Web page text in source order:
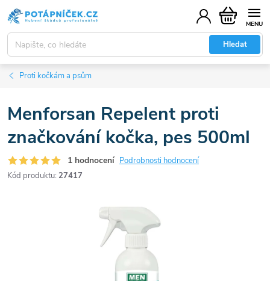
Přejít
na
obsah
Hledat
Nákupní
košík
Proti kočkám a psům
Menforsan Repelent proti
značkování kočka, pes 500ml
1 hodnocení Podrobnosti hodnocení
Kód produktu: 27417